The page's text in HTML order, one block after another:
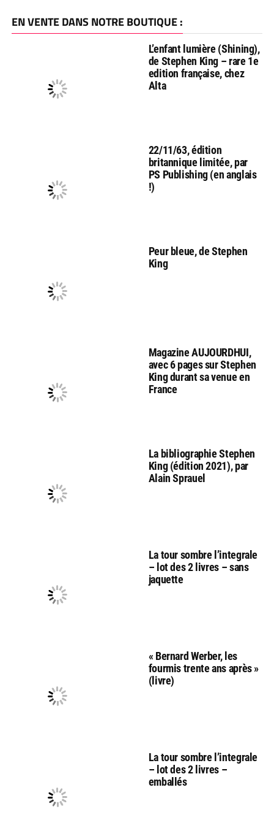
EN VENTE DANS NOTRE BOUTIQUE :
L’enfant lumière (Shining),
de Stephen King – rare 1e
edition française, chez
Alta
22/11/63, édition
britannique limitée, par
PS Publishing (en anglais
!)
Peur bleue, de Stephen
King
Magazine AUJOURDHUI,
avec 6 pages sur Stephen
King durant sa venue en
France
La bibliographie Stephen
King (édition 2021), par
Alain Sprauel
La tour sombre l’integrale
– lot des 2 livres – sans
jaquette
« Bernard Werber, les
fourmis trente ans après »
(livre)
La tour sombre l’integrale
– lot des 2 livres –
emballés